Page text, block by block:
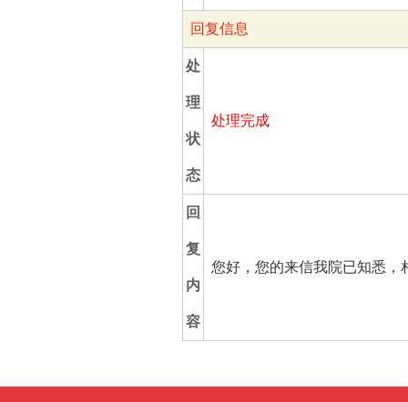
回复信息
处
理
状
态
处理完成
回
复
内
容
您好，您的来信我院已知悉，